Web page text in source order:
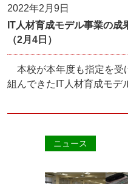
2022年2月9日
IT人材育成モデル事業の成
（2月4日）
本校が本年度も指定を受
組んできたIT人材育成モ
ニュース